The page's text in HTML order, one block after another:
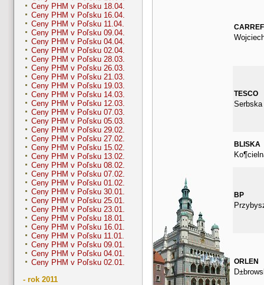
Ceny PHM v Poľsku 18.04.
Ceny PHM v Poľsku 16.04.
Ceny PHM v Poľsku 11.04.
Ceny PHM v Poľsku 09.04.
Ceny PHM v Poľsku 04.04.
Ceny PHM v Poľsku 02.04.
Ceny PHM v Poľsku 28.03.
Ceny PHM v Poľsku 26.03.
Ceny PHM v Poľsku 21.03.
Ceny PHM v Poľsku 19.03.
Ceny PHM v Poľsku 14.03.
Ceny PHM v Poľsku 12.03.
Ceny PHM v Poľsku 07.03.
Ceny PHM v Poľsku 05.03.
Ceny PHM v Poľsku 29.02.
Ceny PHM v Poľsku 27.02.
Ceny PHM v Poľsku 15.02.
Ceny PHM v Poľsku 13.02.
Ceny PHM v Poľsku 08.02.
Ceny PHM v Poľsku 07.02.
Ceny PHM v Poľsku 01.02.
Ceny PHM v Poľsku 30.01.
Ceny PHM v Poľsku 25.01.
Ceny PHM v Poľsku 23.01.
Ceny PHM v Poľsku 18.01.
Ceny PHM v Poľsku 16.01.
Ceny PHM v Poľsku 11.01.
Ceny PHM v Poľsku 09.01.
Ceny PHM v Poľsku 04.01.
Ceny PHM v Poľsku 02.01.
- rok 2011
TESCO
Serbska
BLISKA
BP
ORLEN